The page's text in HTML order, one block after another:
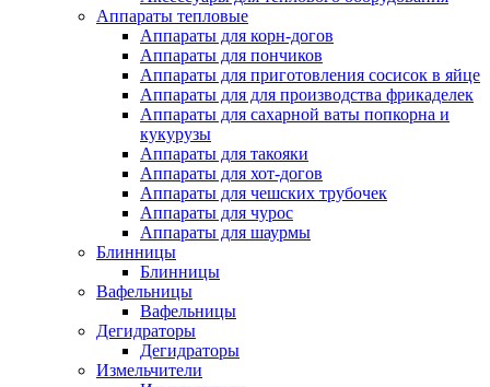
Аппараты тепловые
Аппараты для корн-догов
Аппараты для пончиков
Аппараты для приготовления сосисок в яйце
Аппараты для для производства фрикаделек
Аппараты для сахарной ваты попкорна и
кукурузы
Аппараты для такояки
Аппараты для хот-догов
Аппараты для чешских трубочек
Аппараты для чурос
Аппараты для шаурмы
Блинницы
Блинницы
Вафельницы
Вафельницы
Дегидраторы
Дегидраторы
Измельчители